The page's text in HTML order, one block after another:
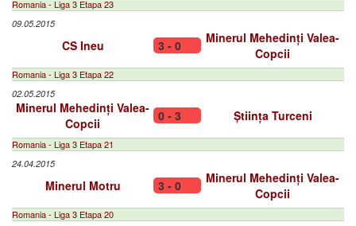
Romania - Liga 3 Etapa 23
09.05.2015
CS Ineu 3 - 0
Minerul Mehedinți Valea-
Copcii
Romania - Liga 3 Etapa 22
02.05.2015
Minerul Mehedinți Valea-
Copcii
0 - 3 Știința Turceni
Romania - Liga 3 Etapa 21
24.04.2015
Minerul Motru 3 - 0
Minerul Mehedinți Valea-
Copcii
Romania - Liga 3 Etapa 20